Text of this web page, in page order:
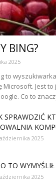
BING?
2025
to
Jest
Co to
SPRAWDZIĆ
2025
TO WYMYŚLIŁ
2025